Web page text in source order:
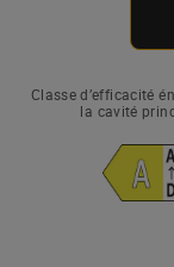
Classe d’efficacité
la cavité